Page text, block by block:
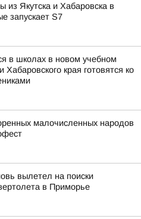
из Якутска и Хабаровска в
запускает S7
в школах в новом учебном
Хабаровского края готовятся ко
малочисленных народов
вылетел на поиски
в Приморье